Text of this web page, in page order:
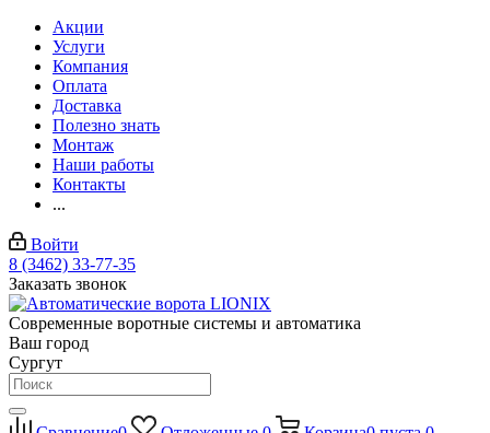
Акции
Услуги
Компания
Оплата
Доставка
Полезно знать
Монтаж
Наши работы
Контакты
...
Войти
8 (3462) 33-77-35
Заказать звонок
Современные воротные системы и автоматика
Ваш город
Сургут